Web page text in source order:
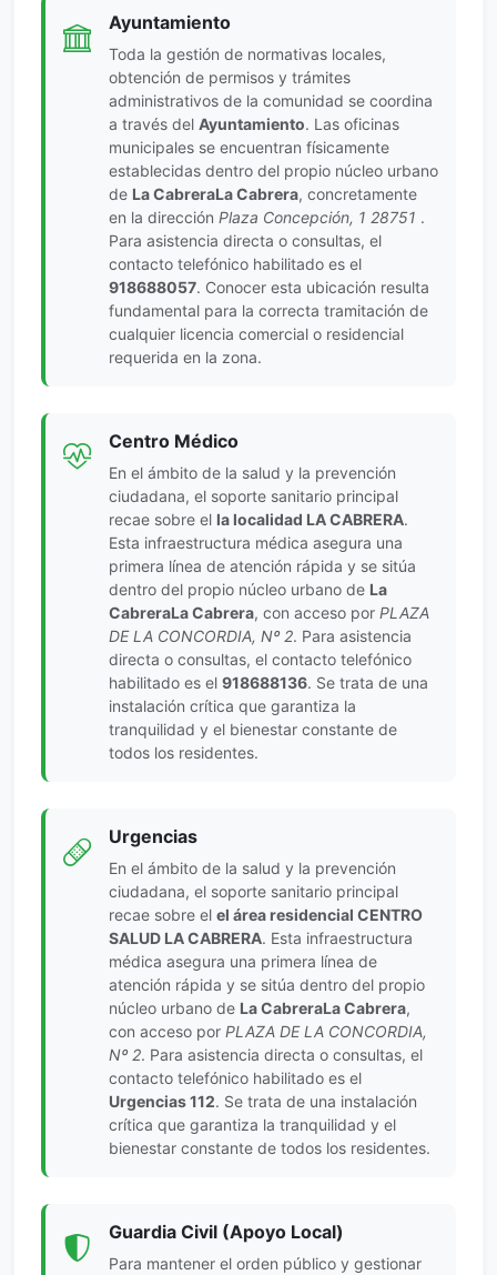
Ayuntamiento
Toda la gestión de normativas locales,
obtención de permisos y trámites
administrativos de la comunidad se coordina
a través del Ayuntamiento. Las oficinas
municipales se encuentran físicamente
establecidas dentro del propio núcleo urbano
de La CabreraLa Cabrera, concretamente
en la dirección Plaza Concepción, 1 28751 .
Para asistencia directa o consultas, el
contacto telefónico habilitado es el
918688057. Conocer esta ubicación resulta
fundamental para la correcta tramitación de
cualquier licencia comercial o residencial
requerida en la zona.
Centro Médico
En el ámbito de la salud y la prevención
ciudadana, el soporte sanitario principal
recae sobre el la localidad LA CABRERA.
Esta infraestructura médica asegura una
primera línea de atención rápida y se sitúa
dentro del propio núcleo urbano de La
CabreraLa Cabrera, con acceso por PLAZA
DE LA CONCORDIA, Nº 2. Para asistencia
directa o consultas, el contacto telefónico
habilitado es el 918688136. Se trata de una
instalación crítica que garantiza la
tranquilidad y el bienestar constante de
todos los residentes.
Urgencias
En el ámbito de la salud y la prevención
ciudadana, el soporte sanitario principal
recae sobre el el área residencial CENTRO
SALUD LA CABRERA. Esta infraestructura
médica asegura una primera línea de
atención rápida y se sitúa dentro del propio
núcleo urbano de La CabreraLa Cabrera,
con acceso por PLAZA DE LA CONCORDIA,
Nº 2. Para asistencia directa o consultas, el
contacto telefónico habilitado es el
Urgencias 112. Se trata de una instalación
crítica que garantiza la tranquilidad y el
bienestar constante de todos los residentes.
Guardia Civil (Apoyo Local)
Para mantener el orden público y gestionar